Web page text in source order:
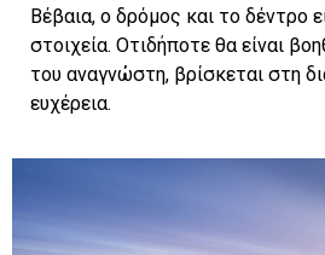
Βέβαια, ο δρόμος και το δέντρο
στοιχεία. Οτιδήποτε θα είναι
του αναγνώστη, βρίσκεται στη
ευχέρεια.